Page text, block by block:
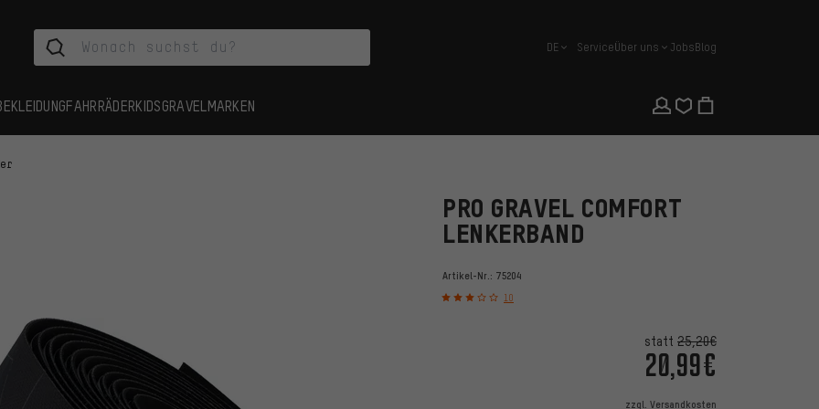
Deutsch
DE ServiceÜber uns JobsBlog
FAHRRÄDERKIDSGRAVEL MARKEN
PRO GRAVEL COMFORT
LENKERBAND
Artikel-Nr.: 75204
10
statt 25,20€
20,99€
zzgl. Versandkosten